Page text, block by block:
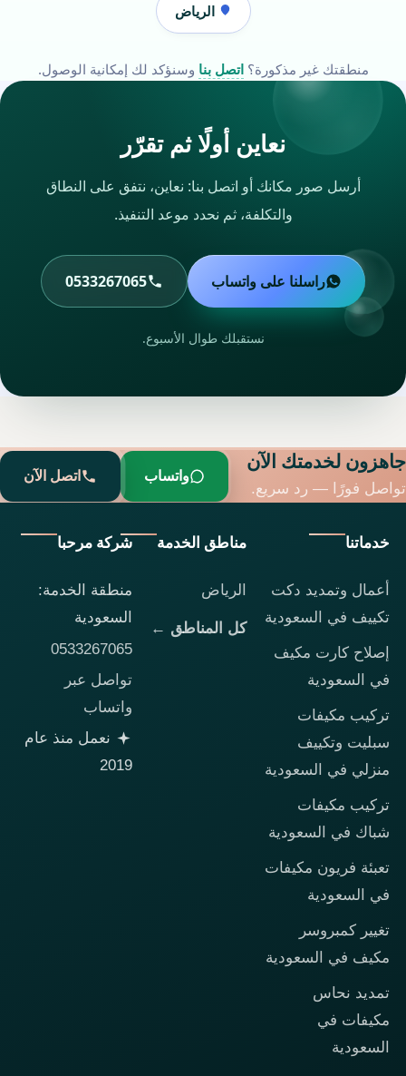
الرياض
منطقتك غير مذكورة؟اتصل بنا وسنؤكد لك إمكانية الوصول.
نعاين أولًا ثم تقرّر
أرسل صور مكانك أو اتصل بنا: نعاين، نتفق على النطاق
والتكلفة، ثم نحدد موعد التنفيذ.
راسلنا على واتساب 0533267065
نستقبلك طوال الأسبوع.
جاهزون لخدمتك الآن
تواصل فورًا — رد سريع.
واتساب اتصل الآن
خدماتنا
أعمال وتمديد دكت
تكييف في السعودية
إصلاح كارت مكيف
في السعودية
تركيب مكيفات
سبليت وتكييف
منزلي في السعودية
تركيب مكيفات
شباك في السعودية
تعبئة فريون مكيفات
في السعودية
تغيير كمبروسر
مكيف في السعودية
تمديد نحاس
مكيفات في
السعودية
مناطق الخدمة
الرياض
كل المناطق ←
شركة مرحبا
منطقة الخدمة:
السعودية
0533267065
تواصل عبر
واتساب
نعمل منذ عام
2019